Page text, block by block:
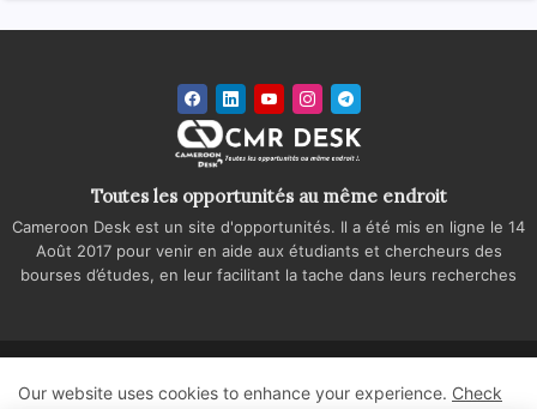
Toutes les opportunités au même endroit
Cameroon Desk est un site d'opportunités. Il a été mis en ligne le 14
Août 2017 pour venir en aide aux étudiants et chercheurs des
bourses d’études, en leur facilitant la tache dans leurs recherches
Politique de confidentialité
Regie publicitaire
Our website uses cookies to enhance your experience. Check